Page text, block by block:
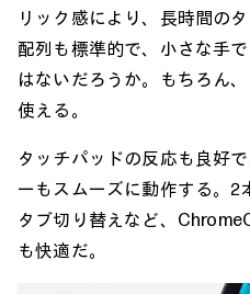
リック感により、長時間の
配列も標準的で、小さな手
はないだろうか。もちろん
使える。
タッチパッドの反応も良好
ーもスムーズに動作する。
タブ切り替えなど、
も快適だ。